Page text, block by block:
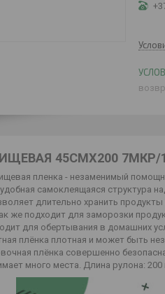
45СМХ200 7МКР/
пленка - незаменимый
самоклеящаяся структура
длительно хранить
же подходит для заморозки
для обертывания в домашних
плёнка плотная и может быть
плёнка совершенно
много места. Длина рулона: 200